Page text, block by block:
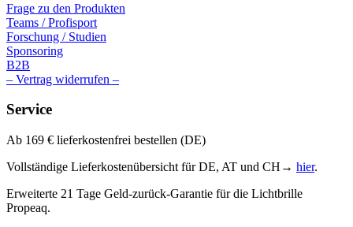
Frage zu den Produkten
Teams / Profisport
Forschung / Studien
Sponsoring
B2B
– Vertrag widerrufen –
Service
Ab 169 € lieferkostenfrei bestellen (DE)
Vollständige Lieferkostenübersicht für DE, AT und CH→ hier.
Erweiterte 21 Tage Geld-zurück-Garantie für die Lichtbrille
Propeaq.